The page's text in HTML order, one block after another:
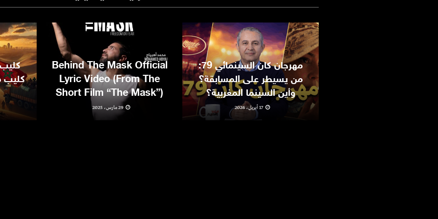
مهرجان كان السينمائي 79:
من يسيطر على المسابقة؟
وأين السينما المغربية؟
17 أبريل، 2026
Behind The Mask Official
Lyric Video (From The
Short Film “The Mask”)
29 مارس، 2025
كليب